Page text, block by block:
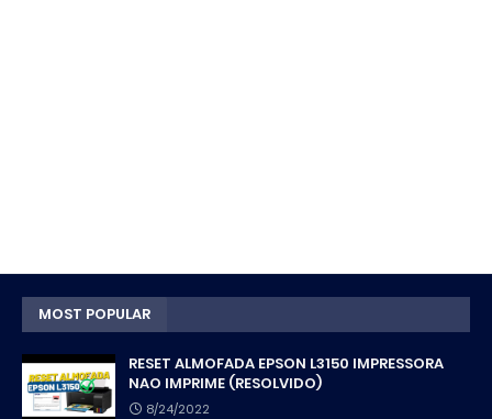
MOST POPULAR
RESET ALMOFADA EPSON L3150 IMPRESSORA
NAO IMPRIME (RESOLVIDO)
8/24/2022